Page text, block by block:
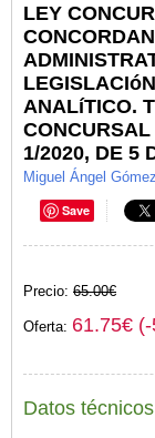
LEY
ANALíTICO.
1/2020, DE 5
Miguel Ángel
Save
Precio: 65.00€
Oferta: 61.75€
Datos técnicos